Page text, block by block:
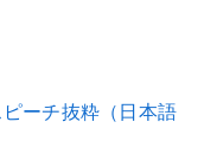
ーチ抜粋（日本語